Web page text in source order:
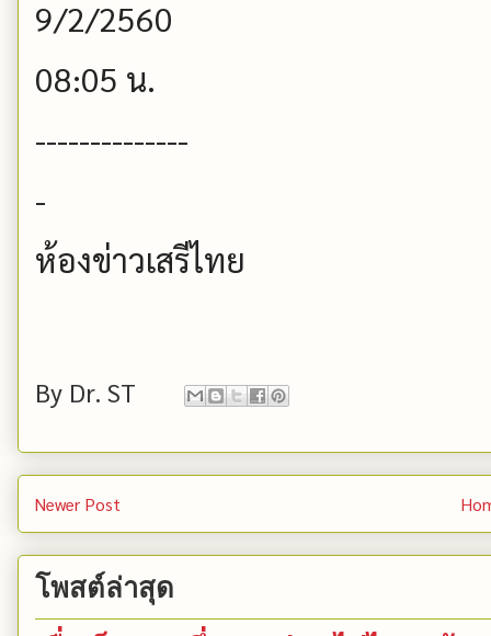
9/2/2560
08:05 น.
--------------
-
ห้องข่าวเสรีไทย
By Dr. ST
Newer Post
โพสต์ล่าสุด